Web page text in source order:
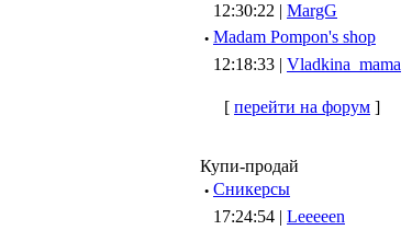
12:30:22 | MargG
· Madam Pompon's shop
12:18:33 | Vladkina_mama
[ перейти на форум ]
Купи-продай
· Сникерсы
17:24:54 | Leeeeen